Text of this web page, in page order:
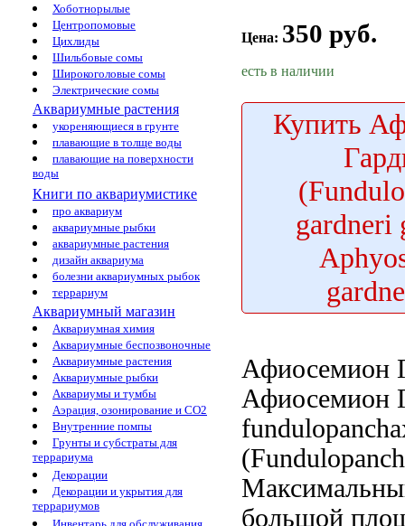
Хоботнорылые
Центропомовые
Цихлиды
Шильбовые сомы
Широкоголовые сомы
Электрические сомы
Аквариумные растения
укореняющиеся в грунте
плавающие в толще воды
плавающие на поверхности
воды
Книги по аквариумистике
про аквариум
аквариумные рыбки
аквариумные растения
дизайн аквариума
болезни аквариумных рыбок
террариум
Аквариумный магазин
Аквариумная химия
Аквариумные беспозвоночные
Аквариумные растения
Аквариумные рыбки
Аквариумы и тумбы
Аэрация, озонирование и CO2
Внутренние помпы
Грунты и субстраты для
террариума
Декорации
Декорации и укрытия для
террариумов
Цена: 350 руб.
есть в наличии
Купить
gardneri
Афиосемион
Афиосемион
большой